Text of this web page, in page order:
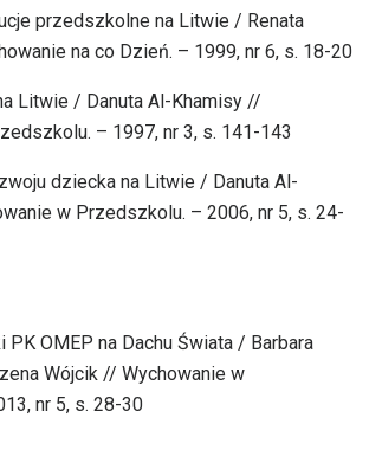
przedszkolne na Litwie / Renata
na co Dzień. – 1999, nr 6, s. 18-20
Litwie / Danuta Al-Khamisy //
– 1997, nr 3, s. 141-143
dziecka na Litwie / Danuta Al-
w Przedszkolu. – 2006, nr 5, s. 24-
PK OMEP na Dachu Świata / Barbara
Wójcik // Wychowanie w
nr 5, s. 28-30